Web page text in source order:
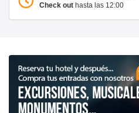
Check out hasta las 12:00